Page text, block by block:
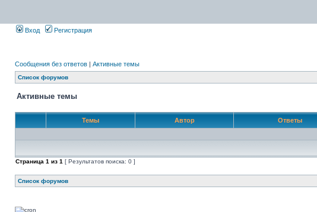
Вход Регистрация
Сообщения без ответов | Активные темы
Список форумов
Активные темы
Темы Автор Ответы
Страница 1 из 1 [ Результатов поиска: 0 ]
Список форумов